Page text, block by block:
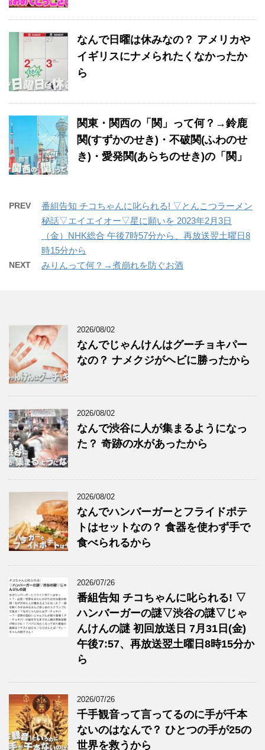
なんで日曜は休みなの？ アメリカや
イギリスにナメられたくなかったか
ら
関東・関西の「関」って何？→鈴鹿
関(すずかのせき)・不破関(ふわのせ
き)・愛発関(あらちのせき)の「関」
PREV
番組告知 チコちゃんに叱られる! ▽とんこつラーメン
秘話▽エイエイオー▽星に願いを 2023年2月3日
（金）NHK総合 午後7時57分から、再放送翌土曜日8
時15分から
NEXT みりんって何？→煮崩れを防ぐお酒
2026/08/02
なんでじゃんけんはグーチョキパー
なの？ ナメクジがヘビに勝ったから
2026/08/02
なんで渋谷に人が集まるようになっ
た？ 奇跡の水があったから
2026/08/02
なんでハンバーガーとフライドポテ
トはセットなの？ 食器を使わず手で
食べられるから
2026/07/26
番組告知 チコちゃんに叱られる! ▽
ハンバーガーの謎▽渋谷の謎▽じゃ
んけんの謎 初回放送日 7月31日(金)
午後7:57、再放送翌土曜日8時15分か
ら
2026/07/26
千手観音って言ってるのに手が千本
ないのはなんで？ ひとつの手が25の
世界を救うから